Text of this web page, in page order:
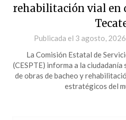
rehabilitación vial en
Publicada el 3 agosto, 2026
La Comisión Estatal de
(CESPTE) informa a la
de obras de bacheo y
estratégicos del